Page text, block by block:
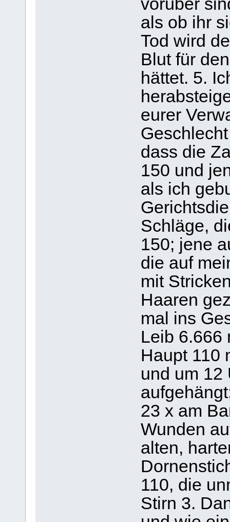
vorüber
als ob ihr
Tod wird
Blut für
hättet. 5.
eurer
dass die
150 und
als ich
Schläge,
150; jene
die auf
mit
Haaren
mal ins
Leib 6.666
Haupt 110
und um 12
23 x am
Wunden
alten,
110, die
Stirn 3.